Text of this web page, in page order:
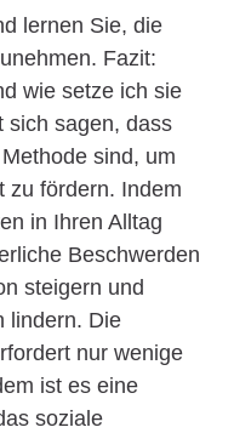
lernen Sie, die
Fazit:
wie setze ich sie
sich sagen, dass
sind, um
zu fördern. Indem
in Ihren Alltag
Beschwerden
steigern und
lindern. Die
nur wenige
ist es eine
soziale